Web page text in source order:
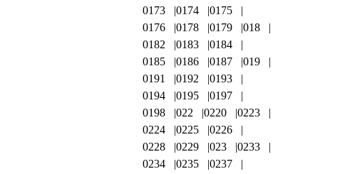
0173
0174
0175
0176
0178 0179
018
0182
0183
0184
0185
0186 0187
019
0191
0192
0193
0194
0195
0197
0198
022 0220
0223
0224
0225
0226
0228
0229 023
0233
0234
0235
0237